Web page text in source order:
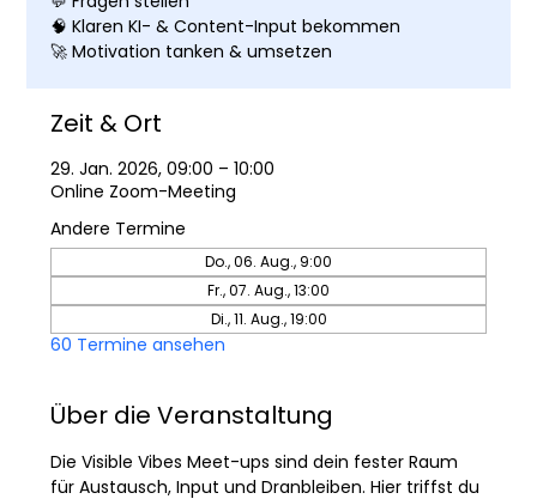
🧠 Klaren KI- & Content-Input bekommen
🚀 Motivation tanken & umsetzen
Zeit & Ort
29. Jan. 2026, 09:00 – 10:00
Online Zoom-Meeting
Andere Termine
Do., 06. Aug., 9:00
Fr., 07. Aug., 13:00
Di., 11. Aug., 19:00
60 Termine ansehen
Über die Veranstaltung
Die Visible Vibes Meet-ups sind dein fester Raum
für Austausch, Input und Dranbleiben. Hier triffst du